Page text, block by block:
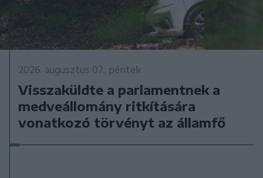
2026. augusztus 07., péntek
Visszaküldte a parlamentnek a
medveállomány ritkítására
vonatkozó törvényt az államfő